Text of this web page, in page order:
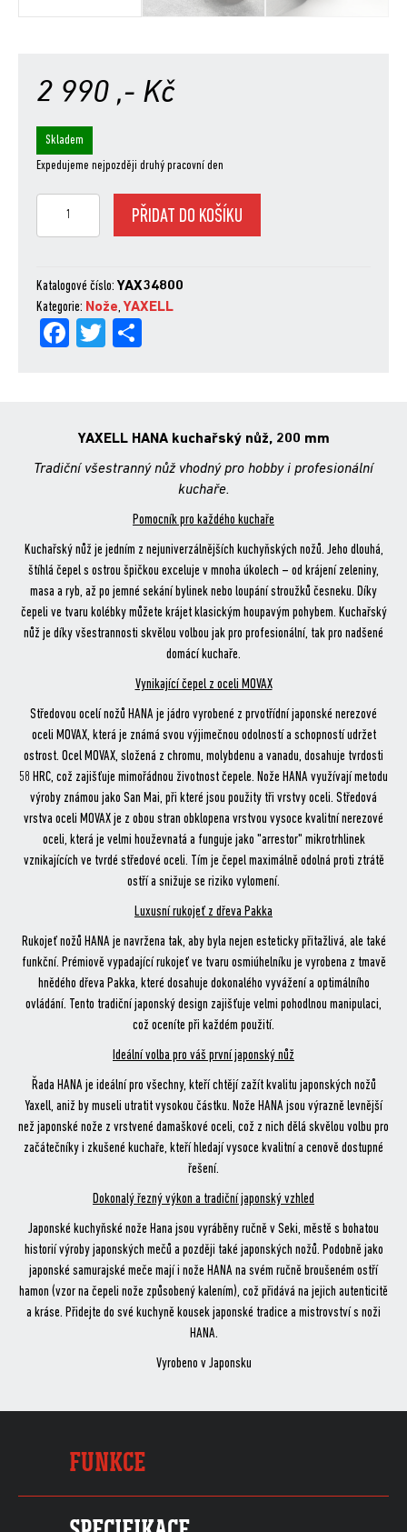
2 990 ,- Kč
Skladem
Expedujeme nejpozději druhý pracovní den
200
mm
množství
PŘIDAT DO KOŠÍKU
Katalogové číslo: YAX34800
Kategorie: Nože, YAXELL
Fa
Tw
YAXELL HANA kuchařský nůž, 200 mm
Tradiční všestranný nůž vhodný pro hobby i profesionální
kuchaře.
Pomocník pro každého kuchaře
Kuchařský nůž je jedním z nejuniverzálnějších kuchyňských nožů. Jeho dlouhá,
štíhlá čepel s ostrou špičkou exceluje v mnoha úkolech – od krájení zeleniny,
masa a ryb, až po jemné sekání bylinek nebo loupání stroužků česneku. Díky
čepeli ve tvaru kolébky můžete krájet klasickým houpavým pohybem. Kuchařský
nůž je díky všestrannosti skvělou volbou jak pro profesionální, tak pro nadšené
domácí kuchaře.
Vynikající čepel z oceli MOVAX
Středovou ocelí nožů HANA je jádro vyrobené z prvotřídní japonské nerezové
oceli MOVAX, která je známá svou výjimečnou odolností a schopností udržet
ostrost. Ocel MOVAX, složená z chromu, molybdenu a vanadu, dosahuje tvrdosti
58 HRC, což zajišťuje mimořádnou životnost čepele. Nože HANA využívají metodu
výroby známou jako San Mai, při které jsou použity tři vrstvy oceli. Středová
vrstva oceli MOVAX je z obou stran obklopena vrstvou vysoce kvalitní nerezové
oceli, která je velmi houževnatá a funguje jako "arrestor" mikrotrhlinek
vznikajících ve tvrdé středové oceli. Tím je čepel maximálně odolná proti ztrátě
ostří a snižuje se riziko vylomení.
Luxusní rukojeť z dřeva Pakka
Rukojeť nožů HANA je navržena tak, aby byla nejen esteticky přitažlivá, ale také
funkční. Prémiově vypadající rukojeť ve tvaru osmiúhelníku je vyrobena z tmavě
hnědého dřeva Pakka, které dosahuje dokonalého vyvážení a optimálního
ovládání. Tento tradiční japonský design zajišťuje velmi pohodlnou manipulaci,
což oceníte při každém použití.
Ideální volba pro váš první japonský nůž
Řada HANA je ideální pro všechny, kteří chtějí zažít kvalitu japonských nožů
Yaxell, aniž by museli utratit vysokou částku. Nože HANA jsou výrazně levnější
než japonské nože z vrstvené damaškové oceli, což z nich dělá skvělou volbu pro
začátečníky i zkušené kuchaře, kteří hledají vysoce kvalitní a cenově dostupné
řešení.
Dokonalý řezný výkon a tradiční japonský vzhled
Japonské kuchyňské nože Hana jsou vyráběny ručně v Seki, městě s bohatou
historií výroby japonských mečů a později také japonských nožů. Podobně jako
japonské samurajské meče mají i nože HANA na svém ručně broušeném ostří
hamon (vzor na čepeli nože způsobený kalením), což přidává na jejich autenticitě
a kráse. Přidejte do své kuchyně kousek japonské tradice a mistrovství s noži
HANA.
Vyrobeno v Japonsku
FUNKCE